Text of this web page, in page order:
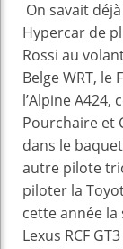
On savait
Hypercar de
Rossi au
Belge WRT,
l’Alpine A424,
Pourchaire et
dans le
autre pilote
piloter la
cette année
Lexus RCF